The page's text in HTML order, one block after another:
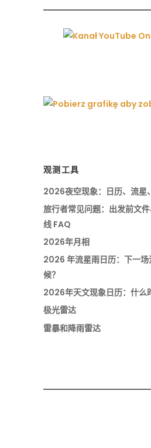
观测工具
2026夜空现象：日历、流星
旅行者常见问题：出发前文
线 FAQ
2026年月相
2026 年流星雨日历：下一
候？
2026年天文现象日历：什么
极光雷达
雷暴和降雨雷达